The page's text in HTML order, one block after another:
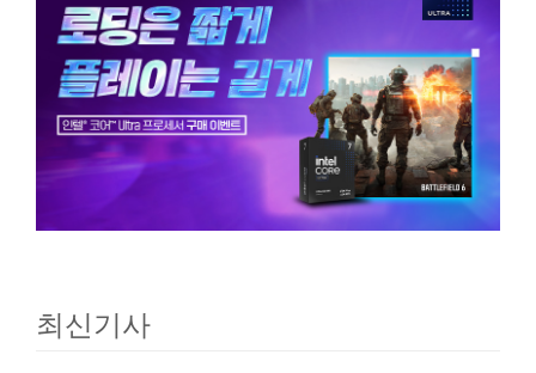
최신기사